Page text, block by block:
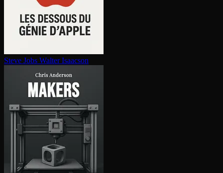
Steve Jobs Walter Isaacson